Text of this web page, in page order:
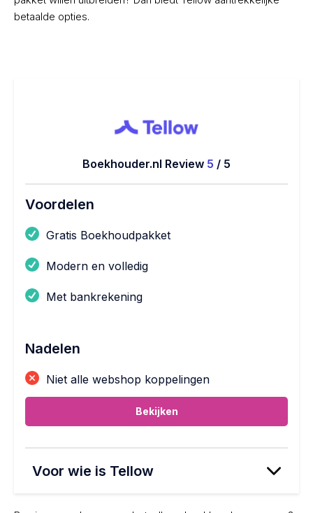
betaalde opties.
Boekhouder.nl Review 5 / 5
Voordelen
Gratis Boekhoudpakket
Modern en volledig
Met bankrekening
Nadelen
Niet alle webshop koppelingen
Bekijken
Voor wie is Tellow